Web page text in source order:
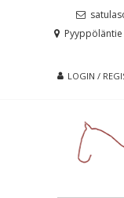
LOGIN /